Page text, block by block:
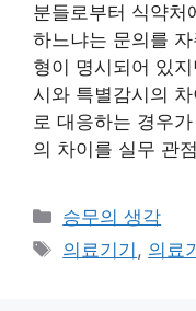
분들로부터 식약처
하느냐는 문의를
형이 명시되어 있
시와 특별감시의
로 대응하는 경우
의 차이를 실무 관
카
테
승무의 생각
태
의료기기 , 의료